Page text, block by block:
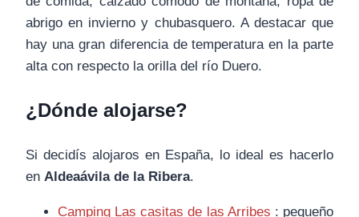
abrigo en invierno y chubasquero. A destacar que
hay una gran diferencia de temperatura en la parte
alta con respecto la orilla del río Duero.
¿Dónde alojarse?
Si decidís alojaros en España, lo ideal es hacerlo
en Aldeaávila de la Ribera.
Camping Las casitas de las Arribes : pequeño